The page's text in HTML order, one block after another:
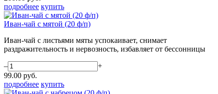
подробнее купить
Иван-чай с мятой (20 ф/п)
Иван-чай с листьями мяты успокаивает, снимает
раздражительность и нервозность, избавляет от бессонницы
–
+
99.00 руб.
подробнее купить